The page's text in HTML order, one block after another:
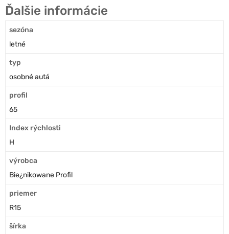
Ďalšie informácie
sezóna
letné
typ
osobné autá
profil
65
Index rýchlosti
H
výrobca
Bie¿nikowane Profil
priemer
R15
šírka